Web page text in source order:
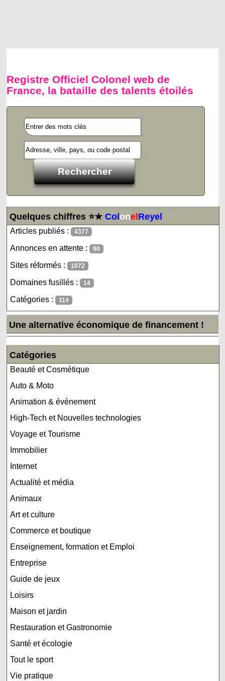
Registre Officiel Colonel web de
France, la bataille des talents étoilés
Quelques chiffres ⭐★ColonelReyel
Articles publiés : 4377
Annonces en attente : 90
Sites réformés : 1072
Domaines fusillés : 14
Catégories : 114
Une alternative économique de financement !
Catégories
Beauté et Cosmétique
Auto & Moto
Animation & événement
High-Tech et Nouvelles technologies
Voyage et Tourisme
Immobilier
Internet
Actualité et média
Animaux
Art et culture
Commerce et boutique
Enseignement, formation et Emploi
Entreprise
Guide de jeux
Loisirs
Maison et jardin
Restauration et Gastronomie
Santé et écologie
Tout le sport
Vie pratique